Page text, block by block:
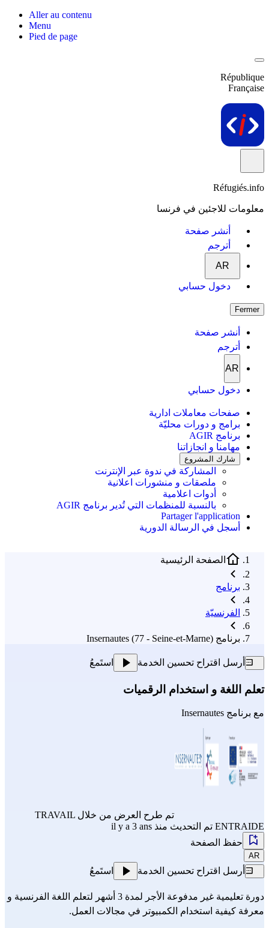
Aller au contenu
Menu
Pied de page
République
Française
Réfugiés.info
معلومات للاجئين في فرنسا
أنشر صفحة
أترجم
AR
دخول حسابي
Fermer
أنشر صفحة
أترجم
AR
دخول حسابي
صفحات معاملات ادارية
برامج و دورات محليّة
برنامج AGIR
مهامنا و انجازاتنا
شارك المشروع
المشاركة في ندوة عبر الإنترنت
ملصقات و منشورات اعلانية
أدوات اعلامية
بالنسبة للمنظمات التي تُدير برنامج AGIR
Partager l'application
أسجل في الرسالة الدورية
الصفحة الرئيسية
برنامج
الفرنسيّة
برنامج Insernautes (77 - Seine-et-Marne)
أرسل اقتراح تحسين الخدمة استَمعُ
تعلم اللغة و استخدام الرقميات
مع برنامج Insernautes
تم طرح العرض من خلال TRAVAIL
ENTRAIDE تم التحديث منذ il y a 3 ans
حفظ الصفحة
AR
أرسل اقتراح تحسين الخدمة استَمعُ
دورة تعليمية غير مدفوعة الأجر لمدة 3 أشهر لتعلم اللغة الفرنسية و
معرفة كيفية استخدام الكمبيوتر في مجالات العمل.